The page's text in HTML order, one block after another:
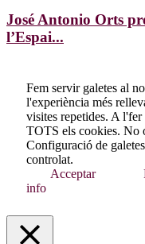
José Antonio Orts
l’Espai...
Fem servir galetes al
l'experiència més
visites repetides. A
TOTS els cookies. No
Configuració de
controlat.
Acceptar
info